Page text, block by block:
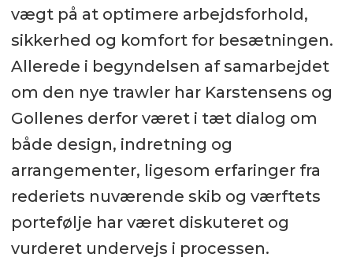
vægt på at optimere arbejdsforhold,
sikkerhed og komfort for besætningen.
Allerede i begyndelsen af samarbejdet
om den nye trawler har Karstensens og
Gollenes derfor været i tæt dialog om
både design, indretning og
arrangementer, ligesom erfaringer fra
rederiets nuværende skib og værftets
portefølje har været diskuteret og
vurderet undervejs i processen.